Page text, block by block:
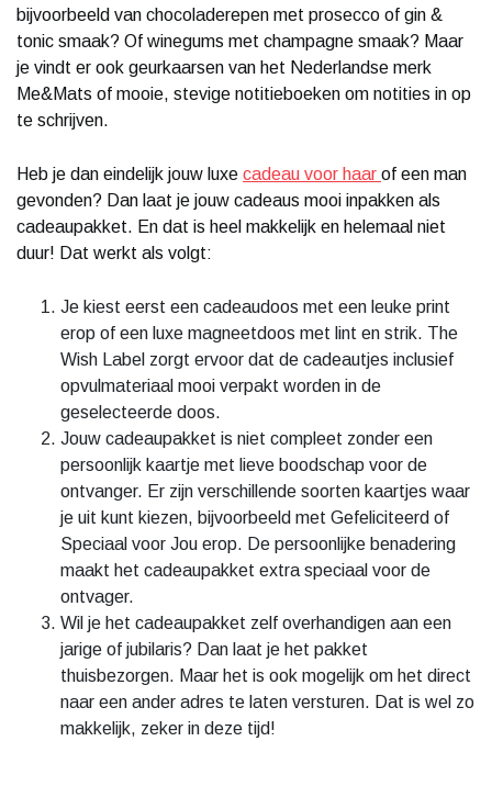
bijvoorbeeld van chocoladerepen met prosecco of gin &
tonic smaak? Of winegums met champagne smaak? Maar
je vindt er ook geurkaarsen van het Nederlandse merk
Me&Mats of mooie, stevige notitieboeken om notities in op
te schrijven.
Heb je dan eindelijk jouw luxe cadeau voor haar of een man
gevonden? Dan laat je jouw cadeaus mooi inpakken als
cadeaupakket. En dat is heel makkelijk en helemaal niet
duur! Dat werkt als volgt:
Je kiest eerst een cadeaudoos met een leuke print
erop of een luxe magneetdoos met lint en strik. The
Wish Label zorgt ervoor dat de cadeautjes inclusief
opvulmateriaal mooi verpakt worden in de
geselecteerde doos.
Jouw cadeaupakket is niet compleet zonder een
persoonlijk kaartje met lieve boodschap voor de
ontvanger. Er zijn verschillende soorten kaartjes waar
je uit kunt kiezen, bijvoorbeeld met Gefeliciteerd of
Speciaal voor Jou erop. De persoonlijke benadering
maakt het cadeaupakket extra speciaal voor de
ontvager.
Wil je het cadeaupakket zelf overhandigen aan een
jarige of jubilaris? Dan laat je het pakket
thuisbezorgen. Maar het is ook mogelijk om het direct
naar een ander adres te laten versturen. Dat is wel zo
makkelijk, zeker in deze tijd!